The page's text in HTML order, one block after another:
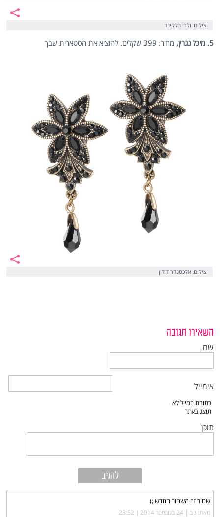
צילום: ולרי בלקינד
5. מיכל נגרין, מחיר: 399 שקלים. להוציא את הסטארית שבך
צילום: אלכסנדר דודין
השאירו תגובה
שם
אימייל
תוכן
שחור זה השחור החדש ;)
מאת: ניב |‏24 בנובמבר 2014 | 23:52